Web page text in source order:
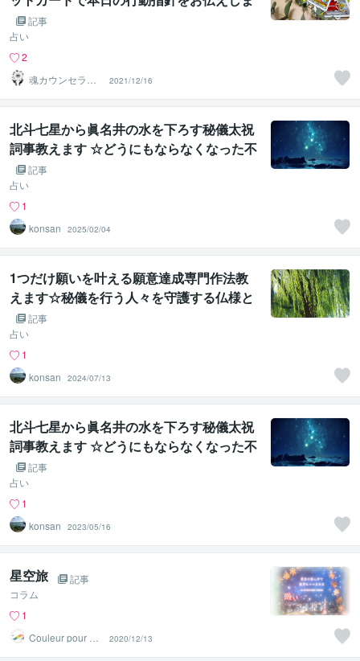
す。記事
占い
2
魂カウンセラー
✨ あきほ（aki
ho）
2021/12/16
北斗七星から眞名井の水を下ろす秘儀太祝
詞事教えます ☆どうにもならなくなった不
幸を一気に吹き飛ばす宇宙根源の力☆
記事
占い
1
konsan
2025/02/04
1つだけ願いを叶える願意達成専門作法教
えます☆秘儀を行う人々を守護する仏様と
繋がるために☆
記事
占い
1
konsan
2024/07/13
北斗七星から眞名井の水を下ろす秘儀太祝
詞事教えます ☆どうにもならなくなった不
幸を一気に吹き飛ばす宇宙根源の力
記事
占い
1
konsan
2023/05/16
星空旅
記事
コラム
1
Couleur pour mo
2020/12/13